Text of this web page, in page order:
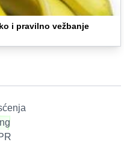
i pravilno vežbanje